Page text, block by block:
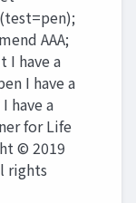
AAA;
I have a
I have a
have a
for Life
© 2019
rights